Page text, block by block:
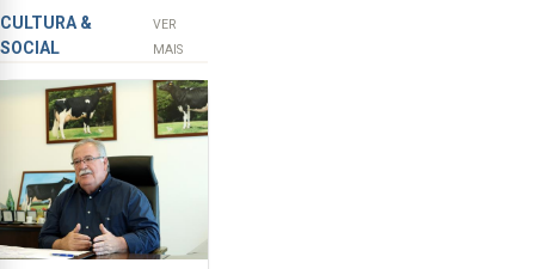
apanha
ilegal
de
lapas
entre
2022
e
2026.
A
novos
instrumentos
CULTURA &
SOCIAL
VER
MAIS